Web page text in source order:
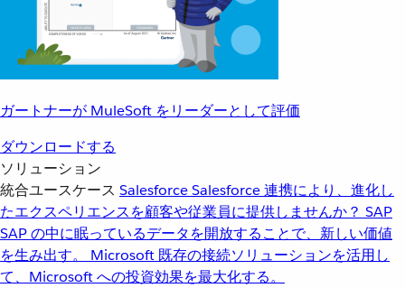
ガートナーが MuleSoft をリーダーとして評価
ダウンロードする
ソリューション
統合ユースケース SalesforceSalesforce 連携により、進化し
たエクスペリエンスを顧客や従業員に提供しませんか？ SAP
SAP の中に眠っているデータを開放することで、新しい価値
を生み出す。
Microsoft 既存の接続ソリューションを活用し
て、Microsoft への投資効果を最大化する。